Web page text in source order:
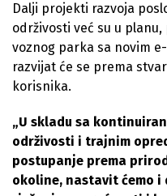
Dalji projekti razvoja
održivosti već su u
voznog parka sa novim
razvijat će se prema
korisnika.
„U skladu sa
održivosti i trajnim
postupanje prema
okoline, nastavit ćemo